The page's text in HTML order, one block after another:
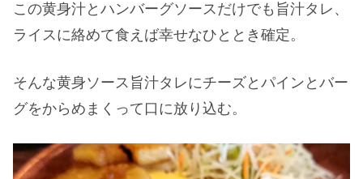
この黄身汁とハンバーグソースだけでも旨汁タレ、
ライスに絡めて食えば幸せなひととき確定。
そんな黄身ソース旨汁タレにチーズとパインとバー
グをからめまくって口に放り込む。